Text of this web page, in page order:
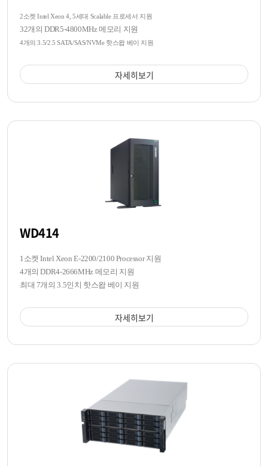
2소켓 Intel Xeon 4, 5세대 Scalable 프로세서 지원
32개의 DDR5-4800MHz 메모리 지원
4개의 3.5/2.5 SATA/SAS/NVMe 핫스왑 베이 지원
자세히보기
WD414
1소켓 Intel Xeon E-2200/2100 Processor 지원
4개의 DDR4-2666MHz 메모리 지원
최대 7개의 3.5인치 핫스왑 베이 지원
자세히보기